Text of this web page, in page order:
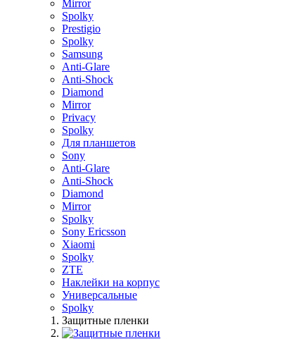
Mirror
Spolky
Prestigio
Spolky
Samsung
Anti-Glare
Anti-Shock
Diamond
Mirror
Privacy
Spolky
Для планшетов
Sony
Anti-Glare
Anti-Shock
Diamond
Mirror
Spolky
Sony Ericsson
Xiaomi
Spolky
ZTE
Наклейки на корпус
Универсальные
Spolky
Защитные пленки